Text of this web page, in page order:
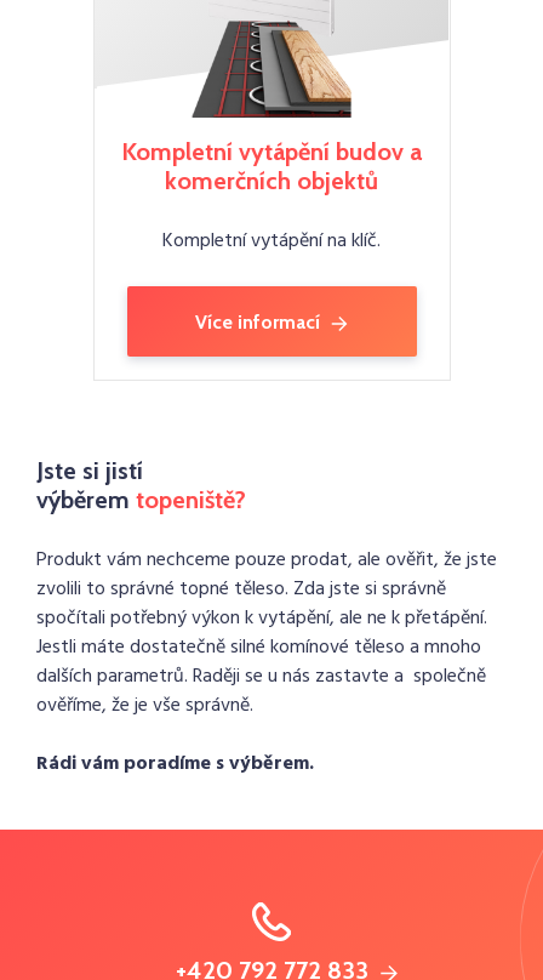
Kompletní vytápění budov a
komerčních objektů
Kompletní vytápění na klíč.
Více informací
Jste si jistí
výběrem topeniště?
Produkt vám nechceme pouze prodat, ale ověřit, že jste
zvolili to správné topné těleso. Zda jste si správně
spočítali potřebný výkon k vytápění, ale ne k přetápění.
Jestli máte dostatečně silné komínové těleso a mnoho
dalších parametrů. Raději se u nás zastavte a společně
ověříme, že je vše správně.
Rádi vám poradíme s výběrem.
+420 792 772 833